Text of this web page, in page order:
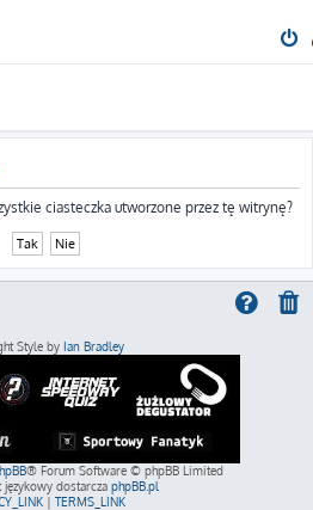
ciasteczka utworzone przez tę witrynę?
Style by Ian Bradley
® Forum Software © phpBB Limited
dostarcza phpBB.pl
| TERMS_LINK